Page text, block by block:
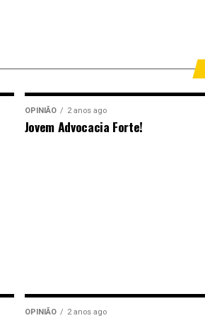
OPINIÃO 2 anos ago
Jovem Advocacia Forte!
OPINIÃO 2 anos ago